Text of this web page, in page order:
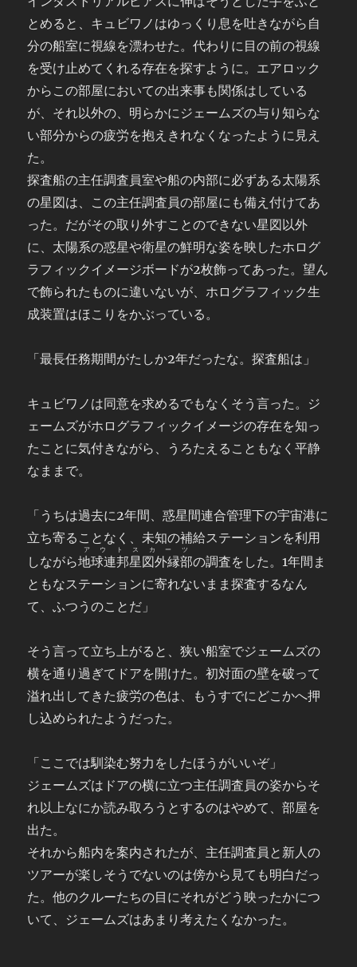
とめると、キュビワノはゆっくり息を吐きながら自
分の船室に視線を漂わせた。代わりに目の前の視線
を受け止めてくれる存在を探すように。エアロック
からこの部屋においての出来事も関係はしている
が、それ以外の、明らかにジェームズの与り知らな
い部分からの疲労を抱えきれなくなったように見え
た。
探査船の主任調査員室や船の内部に必ずある太陽系
の星図は、この主任調査員の部屋にも備え付けてあ
った。だがその取り外すことのできない星図以外
に、太陽系の惑星や衛星の鮮明な姿を映したホログ
ラフィックイメージボードが2枚飾ってあった。望ん
で飾られたものに違いないが、ホログラフィック生
成装置はほこりをかぶっている。
「最長任務期間がたしか2年だったな。探査船は」
キュビワノは同意を求めるでもなくそう言った。ジ
ェームズがホログラフィックイメージの存在を知っ
たことに気付きながら、うろたえることもなく平静
なままで。
「うちは過去に2年間、惑星間連合管理下の宇宙港に
立ち寄ることなく、未知の補給ステーションを利用
しながら地球連邦星図外縁部
アウトスカーツ
の調査をした。1年間ま
ともなステーションに寄れないまま探査するなん
て、ふつうのことだ」
そう言って立ち上がると、狭い船室でジェームズの
横を通り過ぎてドアを開けた。初対面の壁を破って
溢れ出してきた疲労の色は、もうすでにどこかへ押
し込められたようだった。
「ここでは馴染む努力をしたほうがいいぞ」
ジェームズはドアの横に立つ主任調査員の姿からそ
れ以上なにか読み取ろうとするのはやめて、部屋を
出た。
それから船内を案内されたが、主任調査員と新人の
ツアーが楽しそうでないのは傍から見ても明白だっ
た。他のクルーたちの目にそれがどう映ったかにつ
いて、ジェームズはあまり考えたくなかった。